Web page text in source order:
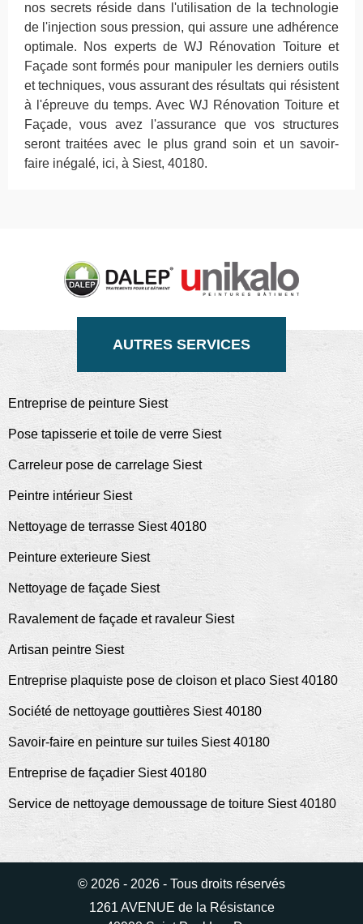
nos secrets réside dans l'utilisation de la technologie
de l'injection sous pression, qui assure une adhérence
optimale. Nos experts de WJ Rénovation Toiture et
Façade sont formés pour manipuler les derniers outils
et techniques, vous assurant des résultats qui résistent
à l'épreuve du temps. Avec WJ Rénovation Toiture et
Façade, vous avez l'assurance que vos structures
seront traitées avec le plus grand soin et un savoir-
faire inégalé, ici, à Siest, 40180.
AUTRES SERVICES
Entreprise de peinture Siest
Pose tapisserie et toile de verre Siest
Carreleur pose de carrelage Siest
Peintre intérieur Siest
Nettoyage de terrasse Siest 40180
Peinture exterieure Siest
Nettoyage de façade Siest
Ravalement de façade et ravaleur Siest
Artisan peintre Siest
Entreprise plaquiste pose de cloison et placo Siest 40180
Société de nettoyage gouttières Siest 40180
Savoir-faire en peinture sur tuiles Siest 40180
Entreprise de façadier Siest 40180
Service de nettoyage demoussage de toiture Siest 40180
© 2026 - 2026 - Tous droits réservés
1261 AVENUE de la Résistance